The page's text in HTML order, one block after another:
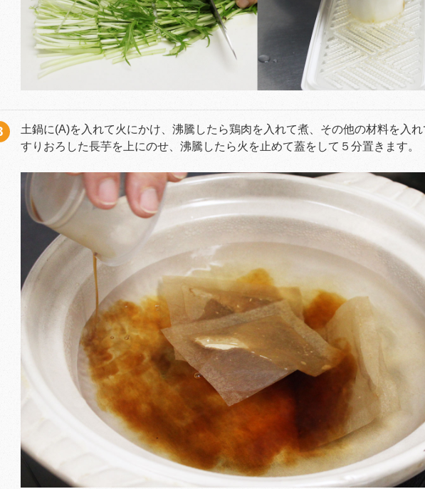
土鍋に(A)を入れて火にかけ、沸騰したら鶏肉を入れて煮、その他の材料を入れ
すりおろした長芋を上にのせ、沸騰したら火を止めて蓋をして５分置きます。